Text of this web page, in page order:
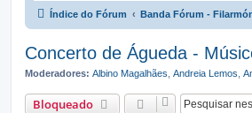
Índice do Fórum Banda Fórum -
Concerto de Águeda -
Moderadores: Albino Magalhães Andreia Lemos
Bloqueado